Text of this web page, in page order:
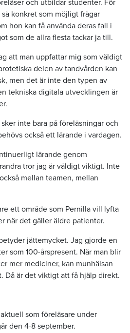
och utbildar studenter. För
konkret som möjligt frågar
hon kan få använda deras fall i
som de allra flesta tackar ja till.
att man uppfattar mig som väldigt
delen av tandvården kan
men det är inte den typen av
tekniska digitala utvecklingen är
inte bara på föreläsningar och
också ett lärande i vardagen.
lärande genom
tror jag är väldigt viktigt. Inte
mellan teamen, mellan
ett område som Pernilla vill lyfta
när det gäller äldre patienter.
jättemycket. Jag gjorde en
som 100-årspresent. När man blir
mer mediciner, kan munhälsan
Då är det viktigt att få hjälp direkt.
som föreläsare under
den 4-8 september.